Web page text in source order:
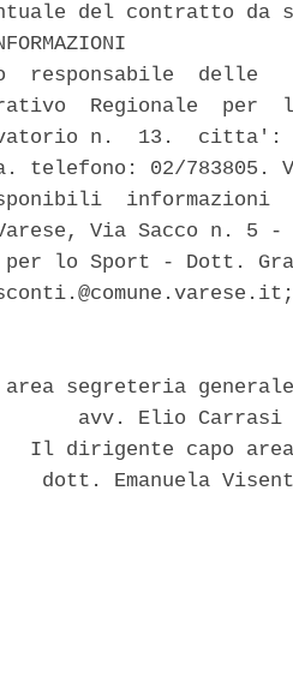
del contratto da
responsabile  delle
Regionale  per
n.  13.  citta':
telefono: 02/783805.
informazioni
Via Sacco n. 5 -
lo Sport - Dott.
segreteria
avv. Elio Carrasi
Il dirigente capo
dott. Emanuela